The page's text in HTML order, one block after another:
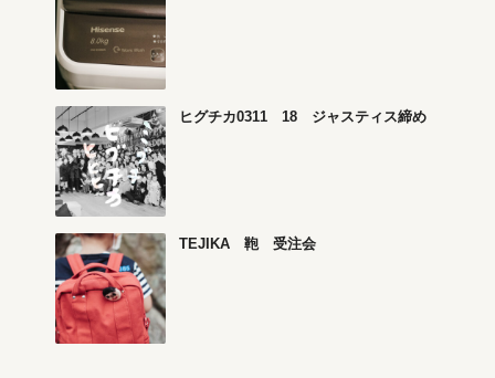
ヒグチカ0311 18 ジャスティス締め
TEJIKA 鞄 受注会